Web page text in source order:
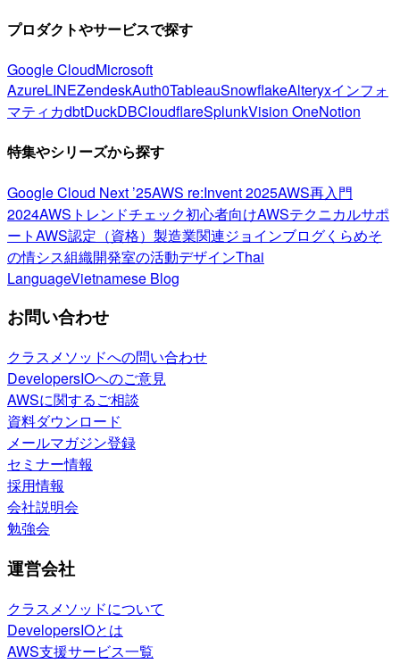
プロダクトやサービスで探す
Google CloudMicrosoft
AzureLINEZendeskAuth0TableauSnowflakeAlteryxインフォ
マティカdbtDuckDBCloudflareSplunkVision OneNotion
特集やシリーズから探す
Google Cloud Next ’25AWS re:Invent 2025AWS再入門
2024AWSトレンドチェック初心者向けAWSテクニカルサポ
ートAWS認定（資格） 製造業関連ジョインブログくらめそ
の情シス組織開発室の活動デザインThai
LanguageVietnamese Blog
お問い合わせ
クラスメソッドへの問い合わせ
DevelopersIOへのご意見
AWSに関するご相談
資料ダウンロード
メールマガジン登録
セミナー情報
採用情報
会社説明会
勉強会
運営会社
クラスメソッドについて
DevelopersIOとは
AWS支援サービス一覧